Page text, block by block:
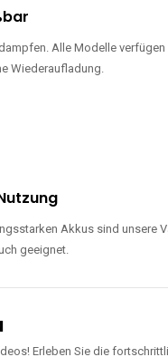
Alle Modelle verfügen
Wiederaufladung.
Akkus sind unsere
geeignet.
Erleben Sie die